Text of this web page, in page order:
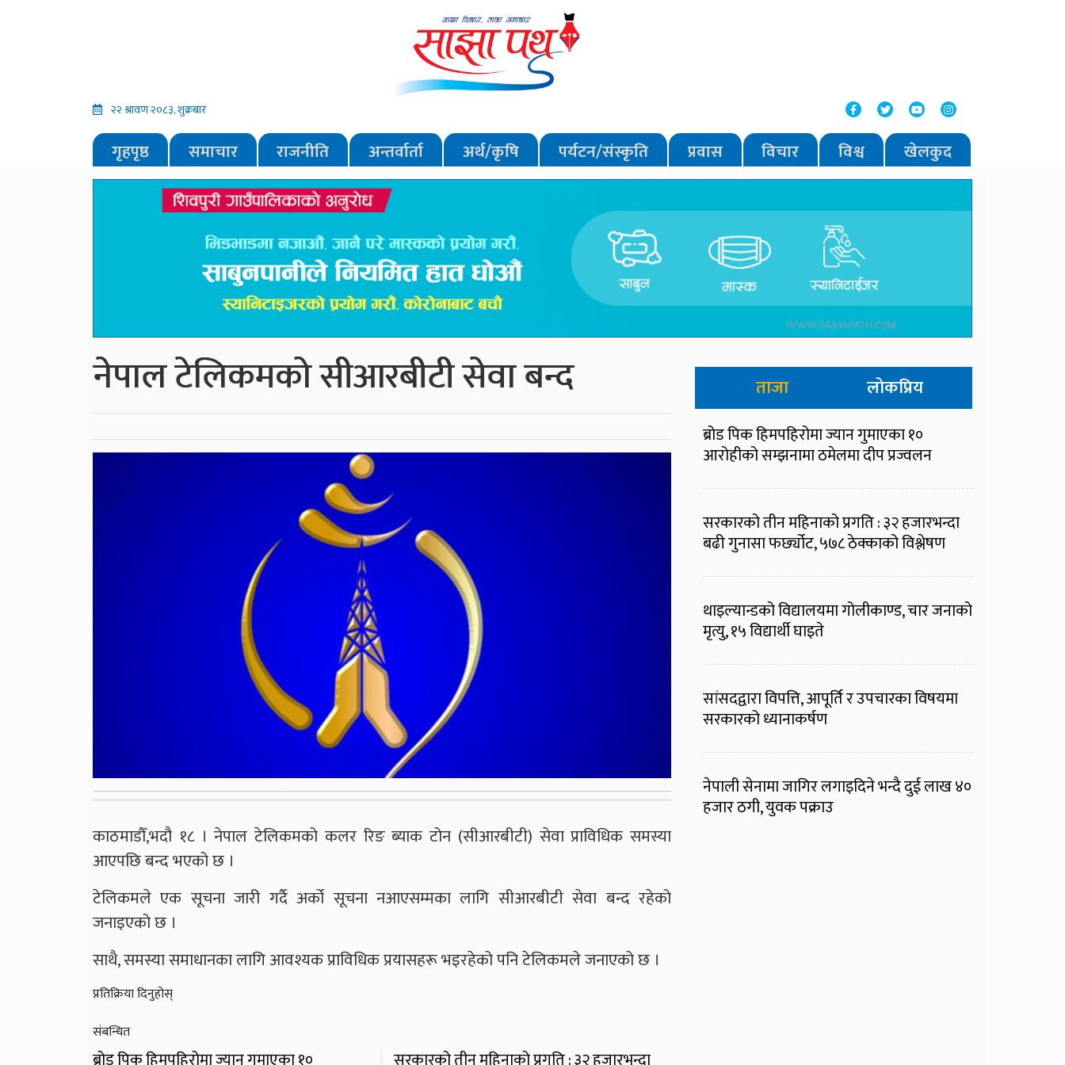
२२ श्रावण २०८३, शुक्रबार
गृहपृष्ठ समाचार राजनीति अन्तर्वार्ता अर्थ/कृषि पर्यटन/संस्कृति प्रवास विचार विश्व खेलकुद
नेपाल टेलिकमको सीआरबीटी सेवा बन्द
काठमाडौँ,भदौ १८ । नेपाल टेलिकमको कलर रिङ ब्याक टोन (सीआरबीटी) सेवा प्राविधिक समस्या
आएपछि बन्द भएको छ ।
टेलिकमले एक सूचना जारी गर्दै अर्को सूचना नआएसम्मका लागि सीआरबीटी सेवा बन्द रहेको
जनाइएको छ ।
साथै, समस्या समाधानका लागि आवश्यक प्राविधिक प्रयासहरू भइरहेको पनि टेलिकमले जनाएको छ ।
प्रतिक्रिया दिनुहोस्
संबन्धित
ताजा लोकप्रिय
ब्रोड पिक हिमपहिरोमा ज्यान गुमाएका १०
आरोहीको सम्झनामा ठमेलमा दीप प्रज्वलन
सरकारको तीन महिनाको प्रगति : ३२ हजारभन्दा
बढी गुनासा फर्छ्योट, ५७८ ठेक्काको विश्लेषण
थाइल्यान्डको विद्यालयमा गोलीकाण्ड, चार जनाको
मृत्यु, १५ विद्यार्थी घाइते
सांसदद्वारा विपत्ति, आपूर्ति र उपचारका विषयमा
सरकारको ध्यानाकर्षण
नेपाली सेनामा जागिर लगाइदिने भन्दै दुई लाख ४०
हजार ठगी, युवक पक्राउ